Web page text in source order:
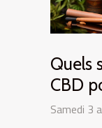
Quels
CBD
Samedi 3